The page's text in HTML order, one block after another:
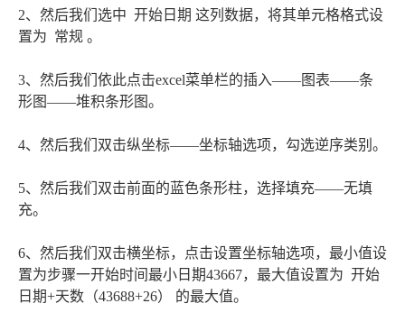
2、然后我们选中 开始日期 这列数据，将其单元格格式设
置为 常规 。
3、然后我们依此点击excel菜单栏的插入——图表——条
形图——堆积条形图。
4、然后我们双击纵坐标——坐标轴选项，勾选逆序类别。
5、然后我们双击前面的蓝色条形柱，选择填充——无填
充。
6、然后我们双击横坐标，点击设置坐标轴选项，最小值设
置为步骤一开始时间最小日期43667，最大值设置为 开始
日期+天数（43688+26） 的最大值。